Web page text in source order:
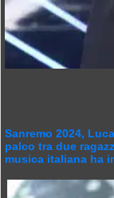
Sanremo 2024,
palco tra due
musica italiana ha